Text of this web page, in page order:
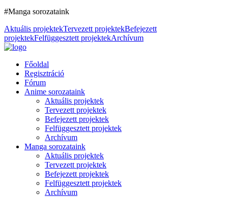
#Manga sorozataink
Aktuális projektekTervezett projektekBefejezett
projektekFelfüggesztett projektekArchívum
Főoldal
Regisztráció
Fórum
Anime sorozataink
Aktuális projektek
Tervezett projektek
Befejezett projektek
Felfüggesztett projektek
Archívum
Manga sorozataink
Aktuális projektek
Tervezett projektek
Befejezett projektek
Felfüggesztett projektek
Archívum